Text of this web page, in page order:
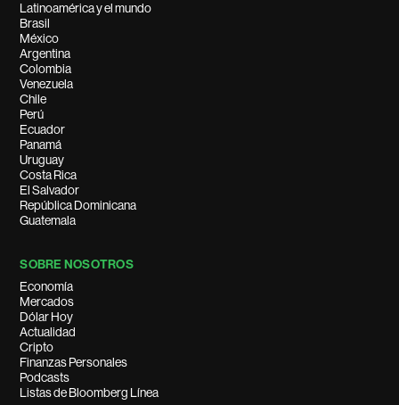
Latinoamérica y el mundo
Brasil
México
Argentina
Colombia
Venezuela
Chile
Perú
Ecuador
Panamá
Uruguay
Costa Rica
El Salvador
República Dominicana
Guatemala
SOBRE NOSOTROS
Economía
Mercados
Dólar Hoy
Actualidad
Cripto
Finanzas Personales
Podcasts
Listas de Bloomberg Línea